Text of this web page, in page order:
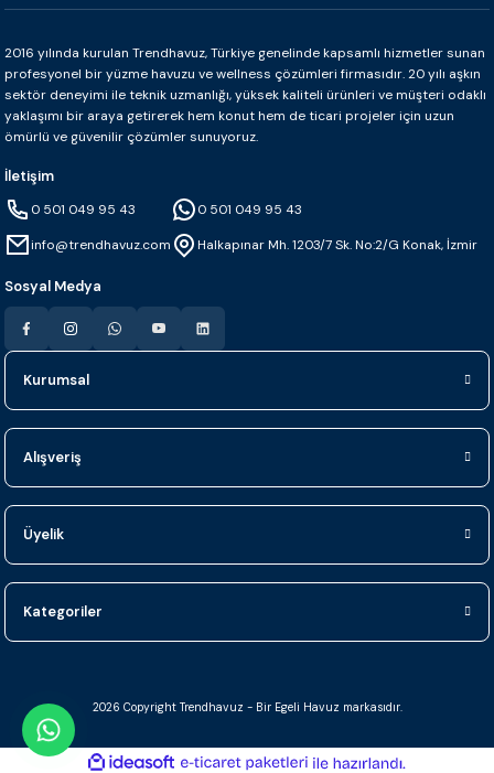
2016 yılında kurulan Trendhavuz, Türkiye genelinde kapsamlı hizmetler sunan
profesyonel bir yüzme havuzu ve wellness çözümleri firmasıdır. 20 yılı aşkın
sektör deneyimi ile teknik uzmanlığı, yüksek kaliteli ürünleri ve müşteri odaklı
yaklaşımı bir araya getirerek hem konut hem de ticari projeler için uzun
ömürlü ve güvenilir çözümler sunuyoruz.
İletişim
0 501 049 95 43
info@trendhavuz.com
0 501 049 95 43
Halkapınar Mh. 1203/7 Sk. No:2/G Konak, İzmir
Sosyal Medya
Kurumsal
Alışveriş
Üyelik
Kategoriler
2026 Copyright Trendhavuz - Bir Egeli Havuz markasıdır.
ideasoft e-